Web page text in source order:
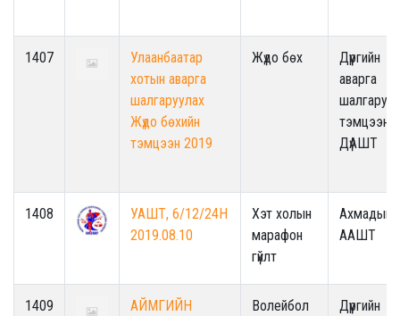
1407
Улаанбаатар
хотын аварга
шалгаруулах
Жүдо бөхийн
тэмцээн 2019
Жүдо бөх
Дүүргийн
аварга
тэмцээн /
ДүАШТ
1408
УАШТ, 6/12/24H
2019.08.10
Хэт холын
марафон
гүйлт
Ахмадын
ААШТ
1409
АЙМГИЙН
Волейбол
Дүүргийн